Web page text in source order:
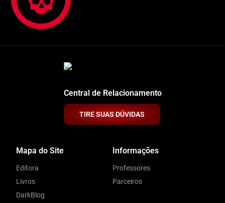
Central de Relacionamento
TIRE SUAS DÚVIDAS
Mapa do Site
Editora
Livros
DarkBlog
Informações
Professores
Parceiros